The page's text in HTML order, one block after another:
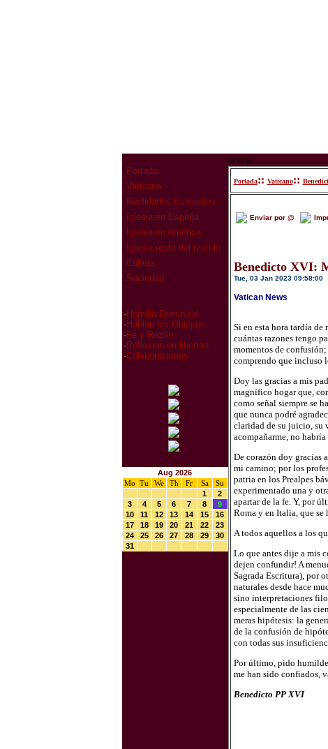
Portada
Vaticano
Realidades Eclesiales
Iglesia en España
Iglesia en América
Iglesia resto del mundo
Cultura
Sociedad
· Homilia Dominical
· Hablan los Obispos
· Fe y Razón
· Reflexion en libertad
·Colaboraciones
Aug 2026
Mo Tu We Th Fr Sa
Su
1
2
3
4 5 6 7 8
9
10
11 12 13 14 15
16
17
18 19 20 21 22
23
24
25 26 27 28 29
30
31
www
Portada:: Vaticano::
Enviar por @
Benedicto XVI:
Tue, 03 Jan 2023 09:58:00
Vatican News
Si en esta hora tardía
cuántas razones tengo
momentos de
comprendo que incluso
Doy las gracias a mis
magnífico hogar que,
como señal siempre se
que nunca podré
claridad de su juicio, su
acompañarme, no
De corazón doy gracias
mi camino; por los
patria en los Prealpes
experimentado una y
apartar de la fe. Y, por
Roma y en Italia, que
A todos aquellos a los
Lo que antes dije a mis
dejen confundir! A
Sagrada Escritura), por
naturales desde hace
sino interpretaciones
especialmente de las
meras hipótesis: la
de la confusión de
con todas sus
Por último, pido
me han sido confiados,
Benedicto PP XVI